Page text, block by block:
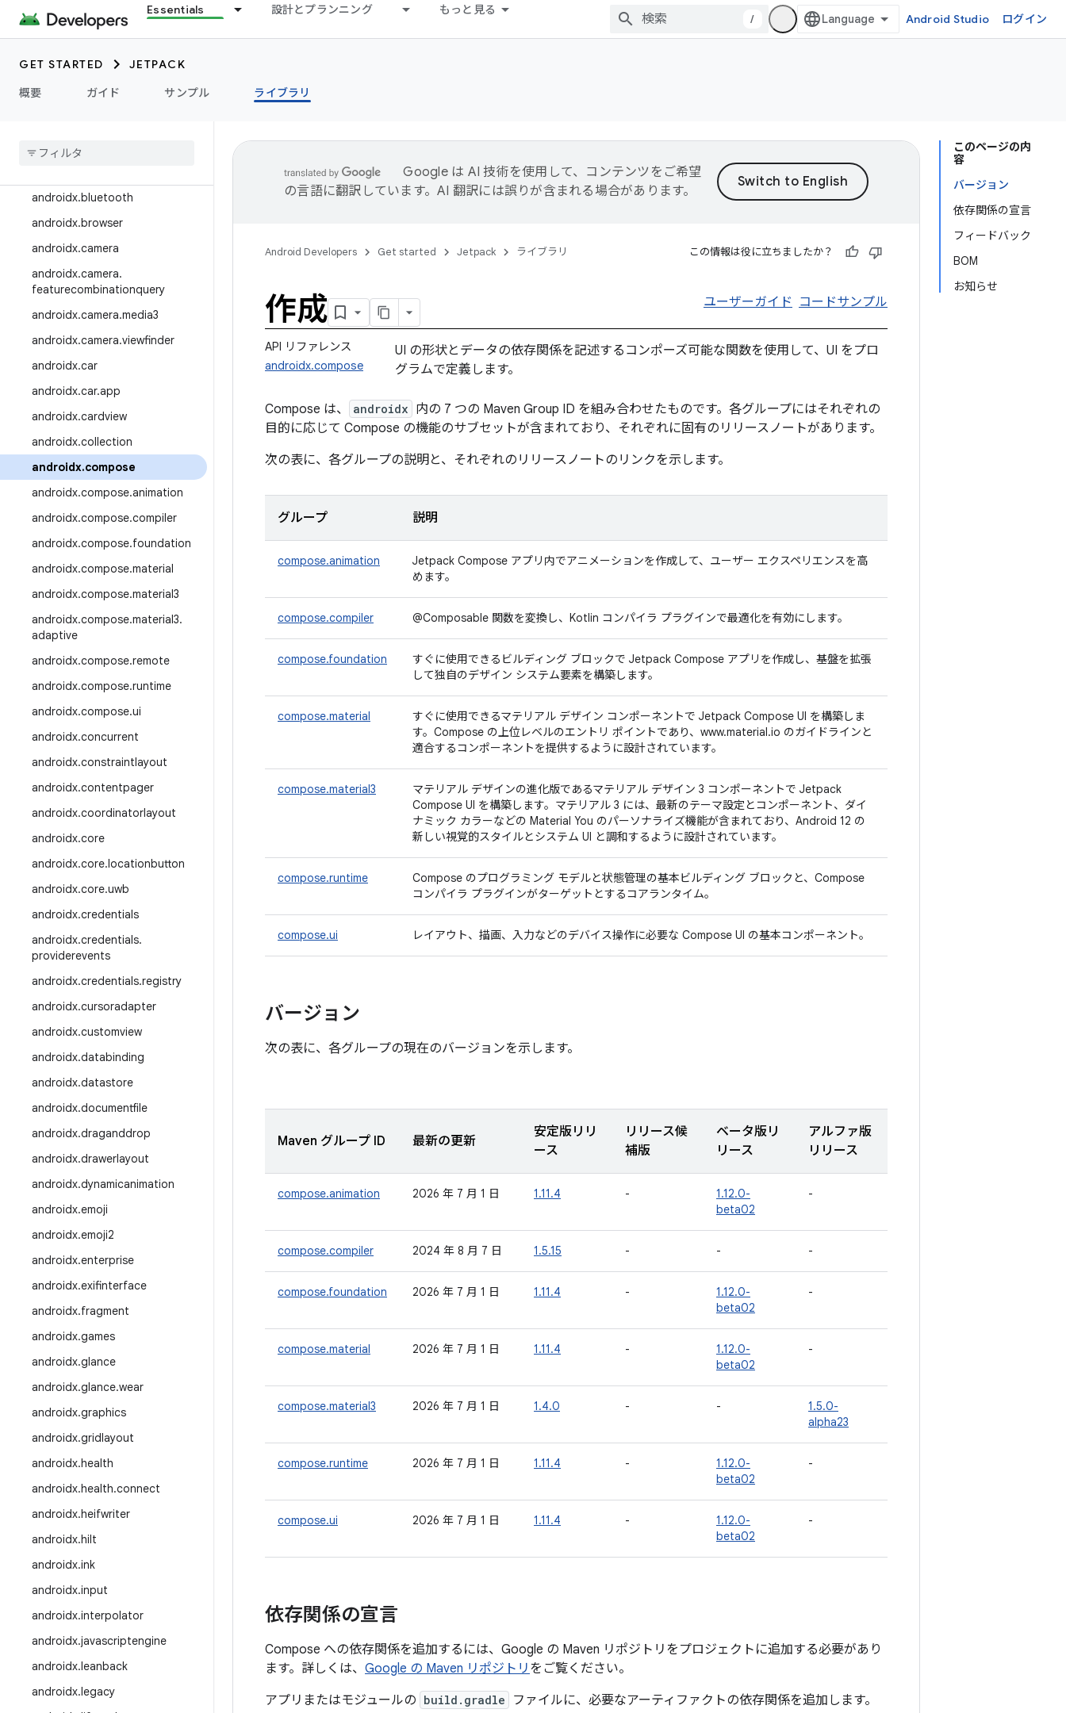
Essentials 設計とプランニング もっと見る
/ Android Studio ログイン
GET STARTED
JETPACK
概要
ガイド サンプル ライブラリ
androidx.appfunctions
androidx.arch.core
androidx.asynclayoutinflater
androidx.
androidx.bluetooth
androidx.browser
androidx.camera
androidx.camera.
featurecombinationquery
androidx.camera.media3
androidx.camera.viewfinder
androidx.car
androidx.car.app
androidx.cardview
androidx.collection
androidx.compose
androidx.compose.animation
androidx.compose.compiler
androidx.compose.foundation
androidx.compose.material
androidx.compose.material3
androidx.compose.material3.
adaptive
androidx.compose.remote
androidx.compose.runtime
androidx.compose.ui
androidx.concurrent
androidx.constraintlayout
androidx.contentpager
androidx.coordinatorlayout
androidx.core
androidx.core.locationbutton
androidx.core.uwb
androidx.credentials
androidx.credentials.
providerevents
androidx.credentials.registry
androidx.cursoradapter
androidx.customview
androidx.databinding
androidx.datastore
androidx.documentfile
androidx.draganddrop
androidx.drawerlayout
androidx.dynamicanimation
androidx.emoji
androidx.emoji2
androidx.enterprise
androidx.exifinterface
androidx.fragment
androidx.games
androidx.glance
androidx.glance.wear
androidx.graphics
androidx.gridlayout
androidx.health
androidx.health.connect
androidx.heifwriter
androidx.hilt
androidx.ink
androidx.input
androidx.interpolator
androidx.javascriptengine
androidx.leanback
androidx.legacy
このページの内
容
バージョン
依存関係の宣言
フィードバック
BOM
お知らせ
Google は AI 技術を使用して、コンテンツをご希望
の言語に翻訳しています。AI 翻訳には誤りが含まれる場合があります。
Android Developers Get started Jetpack ライブラリ この情報は役に立ちましたか？
作成 ユーザーガイド コードサンプル
API リファレンス
androidx.compose
UI の形状とデータの依存関係を記述するコンポーズ可能な関数を使用して、UI をプロ
グラムで定義します。
Compose は、 androidx 内の 7 つの Maven Group ID を組み合わせたものです。各グループにはそれぞれの
目的に応じて Compose の機能のサブセットが含まれており、それぞれに固有のリリースノートがあります。
次の表に、各グループの説明と、それぞれのリリースノートのリンクを示します。
グループ 説明
compose.animation
Jetpack Compose アプリ内でアニメーションを作成して、ユーザー エクスペリエンスを高
めます。
compose.compiler @Composable 関数を変換し、Kotlin コンパイラ プラグインで最適化を有効にします。
compose.foundation
すぐに使用できるビルディング ブロックで Jetpack Compose アプリを作成し、基盤を拡張
して独自のデザイン システム要素を構築します。
compose.material
すぐに使用できるマテリアル デザイン コンポーネントで Jetpack Compose UI を構築しま
す。Compose の上位レベルのエントリ ポイントであり、www.material.io のガイドラインと
適合するコンポーネントを提供するように設計されています。
compose.material3
マテリアル デザインの進化版であるマテリアル デザイン 3 コンポーネントで Jetpack
Compose UI を構築します。マテリアル 3 には、最新のテーマ設定とコンポーネント、ダイ
ナミック カラーなどの Material You のパーソナライズ機能が含まれており、Android 12 の
新しい視覚的スタイルとシステム UI と調和するように設計されています。
compose.runtime
Compose のプログラミング モデルと状態管理の基本ビルディング ブロックと、Compose
コンパイラ プラグインがターゲットとするコアランタイム。
compose.ui レイアウト、描画、入力などのデバイス操作に必要な Compose UI の基本コンポーネント。
バージョン
次の表に、各グループの現在のバージョンを示します。
Maven グループ ID 最新の更新
安定版リリ
ース
リリース候
補版
ベータ版リ
リース
アルファ版
リリース
compose.animation 2026 年 7 月 1 日 1.11.4 -
1.12.0-
beta02
-
compose.compiler 2024 年 8 月 7 日 1.5.15 - - -
compose.foundation 2026 年 7 月 1 日 1.11.4 -
1.12.0-
beta02
-
compose.material 2026 年 7 月 1 日 1.11.4 -
1.12.0-
beta02
-
compose.material3 2026 年 7 月 1 日 1.4.0 - -
1.5.0-
alpha23
compose.runtime 2026 年 7 月 1 日 1.11.4 -
1.12.0-
beta02
-
compose.ui 2026 年 7 月 1 日 1.11.4 -
1.12.0-
beta02
-
依存関係の宣言
Compose への依存関係を追加するには、Google の Maven リポジトリをプロジェクトに追加する必要があり
ます。詳しくは、 Google の Maven リポジトリ をご覧ください。
アプリまたはモジュールの build.gradle ファイルに、必要なアーティファクトの依存関係を追加します。